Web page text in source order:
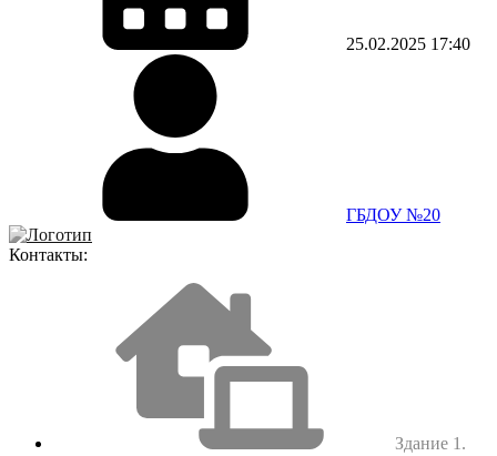
25.02.2025 17:40
ГБДОУ №20
Контакты:
Здание 1.